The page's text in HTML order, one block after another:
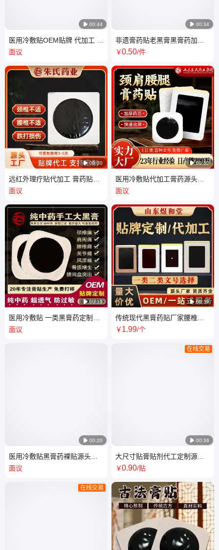
 00:44
医用冷敷贴OEM贴牌 代加工 院
线冷敷关节穴位贴定制械字号
面议
 00:30
远红外理疗贴代加工 膏药贴二
类械字号痛疼贴传统手工黑膏
面议
 00:33
医用冷敷贴 一类黑膏药定制基
地 传统老膏药工厂晋月堂王氏
面议
 00:20
医用冷敷贴黑膏药裸贴源头厂
一类颈椎膏药贴oem贴牌加工
面议
在线交易
 00:34
非遗膏药贴老黑膏黑膏药加工
颈椎腰椎贴筋骨疼痛贴丹油膏
￥0.50/件
 00:32
医用冷敷贴代加工膏药源头厂
家批发OEM贴牌颈椎贴消痛保
面议
 00:39
传统现代黑膏药贴厂家腰椎颈
椎贴肩颈贴黑膏贴裸贴OEM贴
￥1.99/个
 00:36
在线交易
大尺寸贴膏贴剂代工定制源头
厂家 直播电商膏药加工
￥0.90/贴